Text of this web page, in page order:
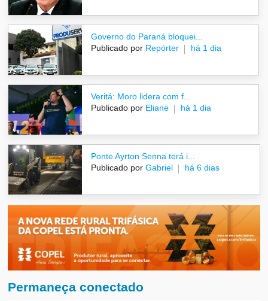
Governo do Paraná bloquei...
Publicado por Repórter há 1 dia
Veritá: Moro lidera com f...
Publicado por Eliane há 1 dia
Ponte Ayrton Senna terá i...
Publicado por Gabriel há 6 dias
Permaneça conectado